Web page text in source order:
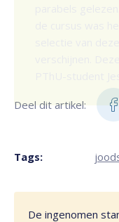
De ingenomen
Deel dit artikel:
Tags: